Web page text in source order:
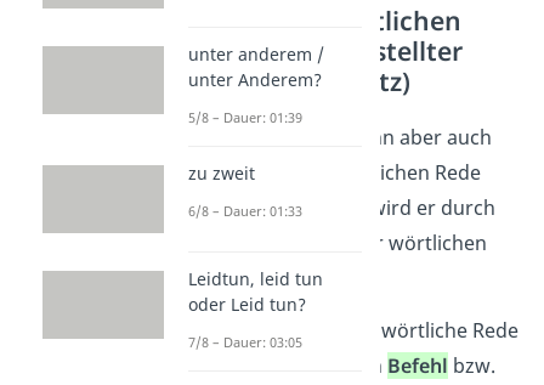
Nach der wörtlichen
Rede (nachgestellter
Redebegleitsatz)
Der Begleitsatz kann aber auch
erstnach
der wörtlichen Rede
erscheinen. Dann wird er durch
von der wörtlichen
Rede abgetrennt.
Wenn die wörtliche Rede
oder ein Befehl bzw.
unter anderem /
unter Anderem?
5/8 – Dauer: 01:39
zu zweit
6/8 – Dauer: 01:33
Leidtun, leid tun
oder Leid tun?
7/8 – Dauer: 03:05